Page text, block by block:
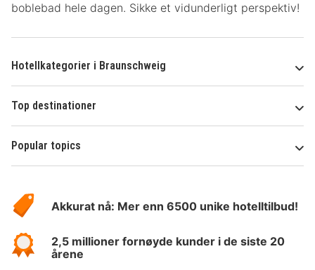
boblebad hele dagen. Sikke et vidunderligt perspektiv!
Hotellkategorier i Braunschweig
Top destinationer
Popular topics
Hotelspecials
Akkurat nå: Mer enn 6500 unike hotelltilbud!
2,5 millioner fornøyde kunder i de siste 20
årene